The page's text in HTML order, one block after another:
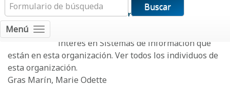
Buscar
Menú
Facultad de Ingeniería
interés en Sistemas de información que
están en esta organización. Ver todos los individuos de
esta organización.
Gras Marín, Marie Odette